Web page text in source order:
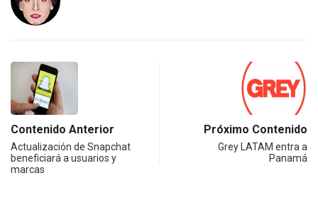
Contenido Anterior
Actualización de Snapchat
beneficiará a usuarios y
marcas
Próximo Contenido
Grey LATAM entra a
Panamá